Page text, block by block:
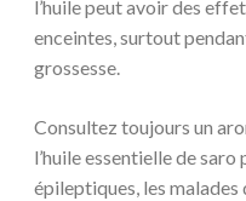
l’huile peut avoir des
enceintes, surtout
grossesse.
Consultez toujours un
l’huile essentielle de saro
épileptiques, les malades